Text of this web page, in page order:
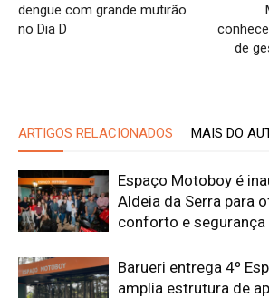
dengue com grande mutirão
no Dia D
de
ARTIGOS RELACIONADOS MAIS DO
Espaço Motoboy é
Aldeia da Serra para
conforto e
Barueri entrega 4º
amplia estrutura de